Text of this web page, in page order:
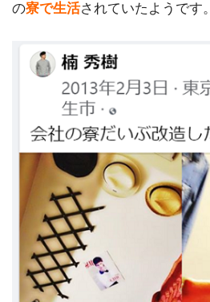
の寮で生活されていたようです。